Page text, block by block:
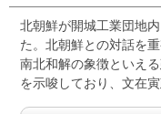
北朝鮮が開城工業団地
た。北朝鮮との対話を
南北和解の象徴といえ
を示唆しており、文在